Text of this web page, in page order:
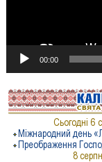
00:00